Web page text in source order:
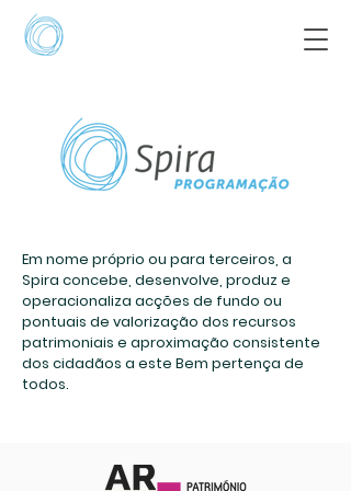
Em nome próprio ou para terceiros, a
Spira concebe, desenvolve, produz e
operacionaliza acções de fundo ou
pontuais de valorização dos recursos
patrimoniais e aproximação consistente
dos cidadãos a este Bem pertença de
todos.